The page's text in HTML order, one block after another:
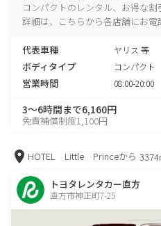
コンパクトのレンタル、お得な
詳細は、こちらから各店舗にお電
代表車種 ヤリス 等
ボディタイプ コンパクト
営業時間 08:00-20:00
3～6時間まで6,160円
免責補償制度1,100円
HOTEL Little Princeから
トヨタレンタカー直方
直方市神正町7-25